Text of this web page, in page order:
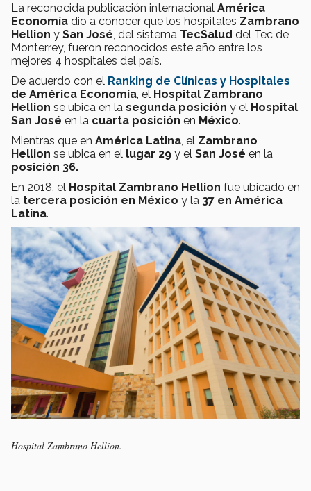
La reconocida publicación internacional América
Economía dio a conocer que los hospitales Zambrano
Hellion y San José , del sistema TecSalud del Tec de
Monterrey, fueron reconocidos este año entre los
mejores 4 hospitales del país.
De acuerdo con el Ranking de Clínicas y Hospitales
de América Economía , el Hospital Zambrano
Hellion se ubica en la segunda posición y el Hospital
San José en la cuarta posición en México.
Mientras que en América Latina , el Zambrano
Hellion se ubica en el lugar 29 y el San José en la
posición 36.
En 2018, el Hospital Zambrano Hellion fue ubicado en
la tercera posición en México y la 37 en América
Latina.
Hospital Zambrano Hellion.